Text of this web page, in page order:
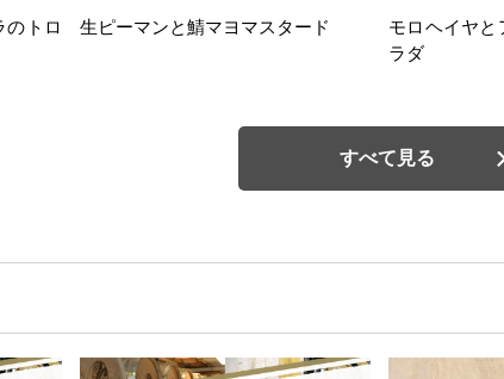
のトロ
生ピーマンと鯖マヨマスタード
モロヘイヤと
ラダ
すべて見る